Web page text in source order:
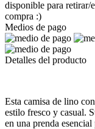
disponible para retirar/
compra :)
Medios de pago
Detalles del producto
Esta camisa de lino
estilo fresco y casual.
en una prenda